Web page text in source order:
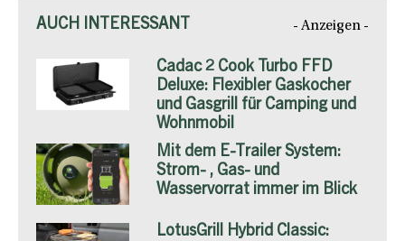
AUCH INTERESSANT - Anzeigen -
Cadac 2 Cook Turbo FFD
Deluxe: Flexibler Gaskocher
und Gasgrill für Camping und
Wohnmobil
Mit dem E-Trailer System:
Strom- , Gas- und
Wasservorrat immer im Blick
LotusGrill Hybrid Classic: